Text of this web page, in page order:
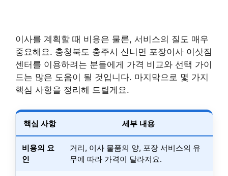
이사를 계획할 때 비용은 물론, 서비스의 질도 매우
중요해요. 충청북도 충주시 신니면 포장이사 이삿짐
센터를 이용하려는 분들에게 가격 비교와 선택 가이
드는 많은 도움이 될 것입니다. 마지막으로 몇 가지
핵심 사항을 정리해 드릴게요.
핵심 사항 세부 내용
비용의 요
인
거리, 이사 물품의 양, 포장 서비스의 유
무에 따라 가격이 달라져요.